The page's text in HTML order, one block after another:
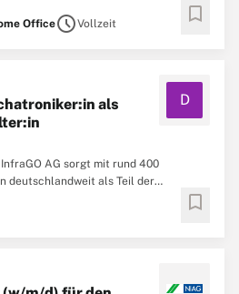
von Design-Guidelines zur Auslegung
Anwendung der entwickelten Methodik
OfficescheduleVollzeit bookmark
als
D
AG sorgt mit rund 400
deutschlandweit als Teil der
der DB InfraGO AG.
bookmark